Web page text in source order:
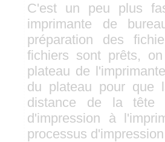
C'est un peu plus
imprimante de
préparation des
fichiers sont prêts,
plateau de
du plateau pour que
distance de la tête
d'impression à
processus